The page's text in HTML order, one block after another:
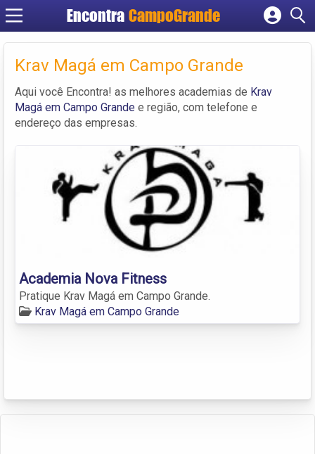
Encontra CampoGrande
Cadastrar empresa
Criar conta
Krav Magá em Campo Grande
Aqui você Encontra! as melhores academias de Krav
Magá em Campo Grande e região, com telefone e
endereço das empresas.
Academia Nova Fitness
Pratique Krav Magá em Campo Grande.
Krav Magá em Campo Grande